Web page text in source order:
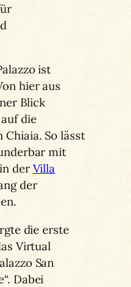
ist
hier aus
Blick
die
So lässt
mit
in derVilla
der
die erste
Virtual
San
Dabei